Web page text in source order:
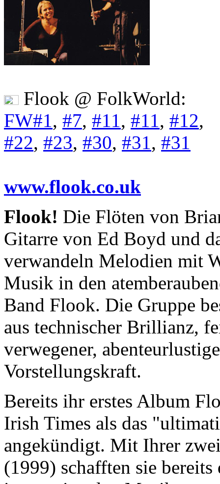
Flook @ FolkWorld:
FW#1, #7, #11, #11, #12,
#22, #23, #30, #31, #31
www.flook.co.uk
Flook! Die Flöten von
Gitarre von Ed Boyd und
verwandeln Melodien mit
Musik in den
Band Flook. Die Gruppe
aus technischer Brillianz,
verwegener,
Vorstellungskraft.
Bereits ihr erstes Album
Irish Times als das
angekündigt. Mit Ihrer
(1999) schafften sie